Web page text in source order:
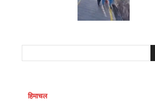
हिमाचल